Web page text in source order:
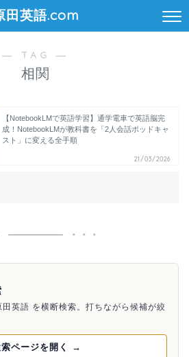
田英語.com
― TAG ―
相関
【NotebookLMで英語学習】通学電車で英語脳完
成！NotebookLMが教科書を「2人会話ポッドキャ
スト」に変える全手順
21/03/2026
英語 を横断検索。打ちながら候補が絞
索ページを開く →